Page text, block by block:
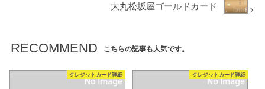
大丸松坂屋ゴールドカード
RECOMMEND こちらの記事も人気です。
クレジットカード詳細 クレジットカード詳細